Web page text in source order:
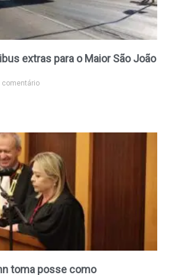
extras para o Maior São João
comentário
toma posse como